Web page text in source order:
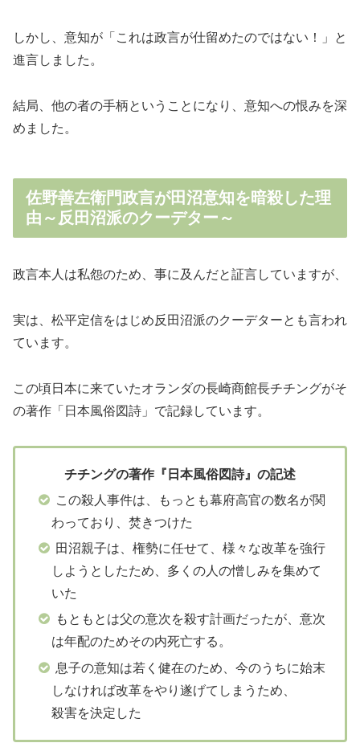
しかし、意知が「これは政言が仕留めたのではない！」と
進言しました。
結局、他の者の手柄ということになり、意知への恨みを深
めました。
佐野善左衛門政言が田沼意知を暗殺した理
由～反田沼派のクーデター～
政言本人は私怨のため、事に及んだと証言していますが、
実は、松平定信をはじめ反田沼派のクーデターとも言われ
ています。
この頃日本に来ていたオランダの長崎商館長チチングがそ
の著作「日本風俗図詩」で記録しています。
チチングの著作『日本風俗図詩』の記述
この殺人事件は、もっとも幕府高官の数名が関
わっており、焚きつけた
田沼親子は、権勢に任せて、様々な改革を強行
しようとしたため、多くの人の憎しみを集めて
いた
もともとは父の意次を殺す計画だったが、意次
は年配のためその内死亡する。
息子の意知は若く健在のため、今のうちに始末
しなければ改革をやり遂げてしまうため、
殺害を決定した